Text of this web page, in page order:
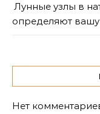
Лунные узлы в
определяют
Нет